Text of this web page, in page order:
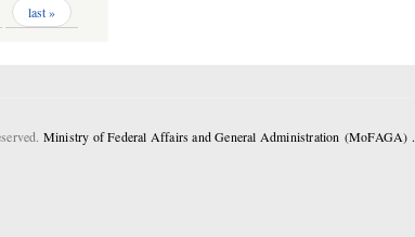
last »
Ministry of Federal Affairs and General Administration (MoFAGA) .